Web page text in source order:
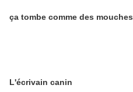
ça tombe comme des mouches
L'écrivain canin